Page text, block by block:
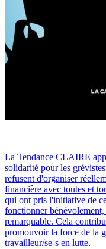
La Tendance CLAIRE
solidarité pour les
refusent d'organiser
financière avec toutes et
qui ont pris l'initiative de
fonctionner bénévolement,
remarquable. Cela
promouvoir la force de la
travailleur/se-s en lutte.